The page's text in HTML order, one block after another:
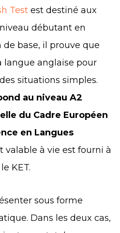
Test est destiné aux
débutant en
base, il prouve que
langue anglaise pour
situations simples.
au niveau A2
du Cadre Européen
en Langues
valable à vie est fourni à
KET.
sous forme
Dans les deux cas,